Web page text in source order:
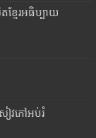
មែរអធិប្បាយ
វភៅអប់រំ